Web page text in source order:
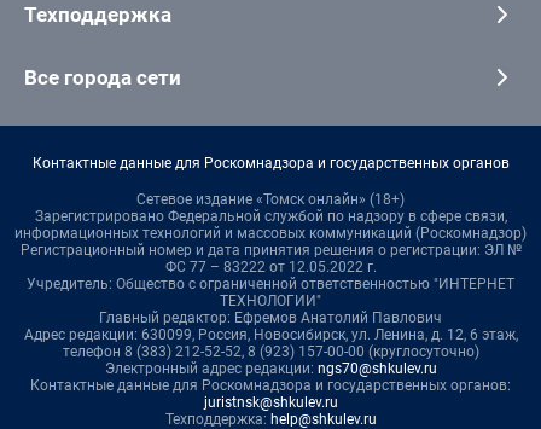
Техподдержка
Все города сети
Контактные данные для Роскомнадзора и государственных органов
Сетевое издание «Томск онлайн» (18+)
Зарегистрировано Федеральной службой по надзору в сфере связи,
информационных технологий и массовых коммуникаций (Роскомнадзор)
Регистрационный номер и дата принятия решения о регистрации: ЭЛ №
ФС 77 – 83222 от 12.05.2022 г.
Учредитель: Общество с ограниченной ответственностью "ИНТЕРНЕТ
ТЕХНОЛОГИИ"
Главный редактор: Ефремов Анатолий Павлович
Адрес редакции: 630099, Россия, Новосибирск, ул. Ленина, д. 12, 6 этаж,
телефон 8 (383) 212-52-52, 8 (923) 157-00-00 (круглосуточно)
Электронный адрес редакции: ngs70@shkulev.ru
Контактные данные для Роскомнадзора и государственных органов:
juristnsk@shkulev.ru
Техподдержка: help@shkulev.ru